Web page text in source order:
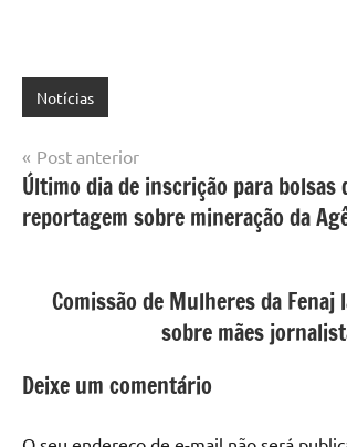
Notícias
Navegação
de
Post
Post anterior
Último dia de inscrição para bolsas
reportagem sobre mineração da
Comissão de Mulheres da Fenaj
sobre mães
Deixe um comentário